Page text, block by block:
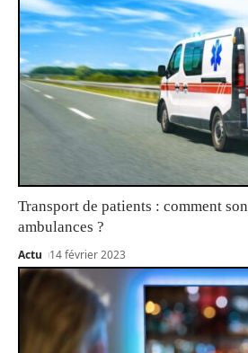
Transport de patients : comment
ambulances ?
Actu 14 février 2023